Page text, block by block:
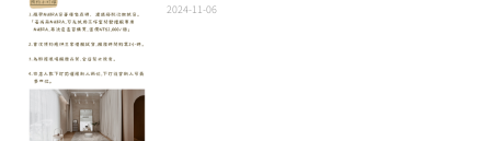
2024-11-06